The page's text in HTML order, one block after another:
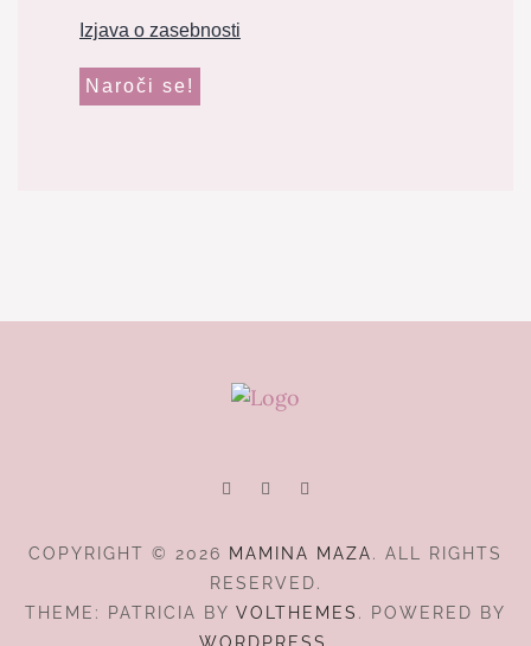
Izjava o zasebnosti
COPYRIGHT © 2026 MAMINA MAZA. ALL RIGHTS
RESERVED.
THEME: PATRICIA BY VOLTHEMES . POWERED BY